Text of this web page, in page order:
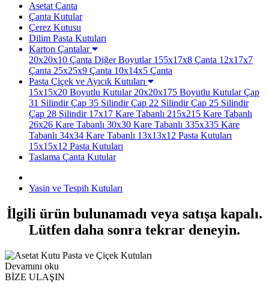
Asetat Çanta
Çanta Kutular
Çerez Kutusu
Dilim Pasta Kutuları
Karton Çantalar
20x20x10 Çanta Diğer Boyutlar155x17x8 Çanta 12x17x7
Çanta 25x25x9 Çanta 10x14x5 Çanta
Pasta Çiçek ve Ayıcık Kutuları
15x15x20 Boyutlu Kutular20x20x175 Boyutlu KutularÇap
31 SilindirÇap 35 SilindirÇap 22 SilindirÇap 25 Silindir
Çap 28 Silindir17x17 Kare Tabanlı 215x215 Kare Tabanlı
26x26 Kare Tabanlı 30x30 Kare Tabanlı 335x335 Kare
Tabanlı 34x34 Kare Tabanlı 13x13x12 Pasta Kutuları
15x15x12 Pasta Kutuları
Taslama Çanta Kutular
Yasin ve Tespih Kutuları
İlgili ürün bulunamadı veya satışa kapalı.
Lütfen daha sonra tekrar deneyin.
Devamını oku
BİZE ULAŞIN